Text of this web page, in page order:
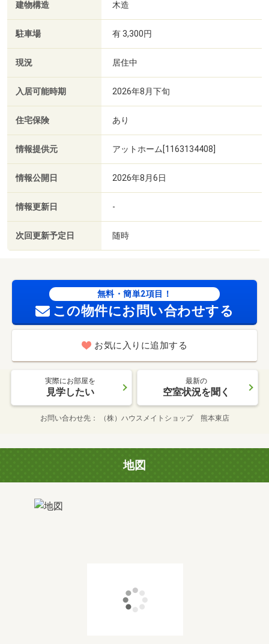
建物構造 木造
駐車場 有 3,300円
現況 居住中
入居可能時期 2026年8月下旬
住宅保険 あり
情報提供元 アットホーム[1163134408]
情報公開日 2026年8月6日
情報更新日 -
次回更新予定日 随時
無料・簡単2項目！
この物件にお問い合わせする
お気に入りに追加する
実際にお部屋を
見学したい
最新の
空室状況を聞く
お問い合わせ先 （株）ハウスメイトショップ 熊本東店
地図